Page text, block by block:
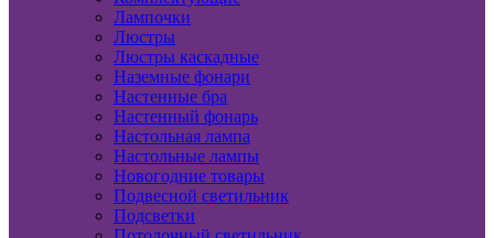
Лампочки
Люстры
Люстры каскадные
Наземные фонари
Настенные бра
Настенный фонарь
Настольная лампа
Настольные лампы
Новогодние товары
Подвесной светильник
Подсветки